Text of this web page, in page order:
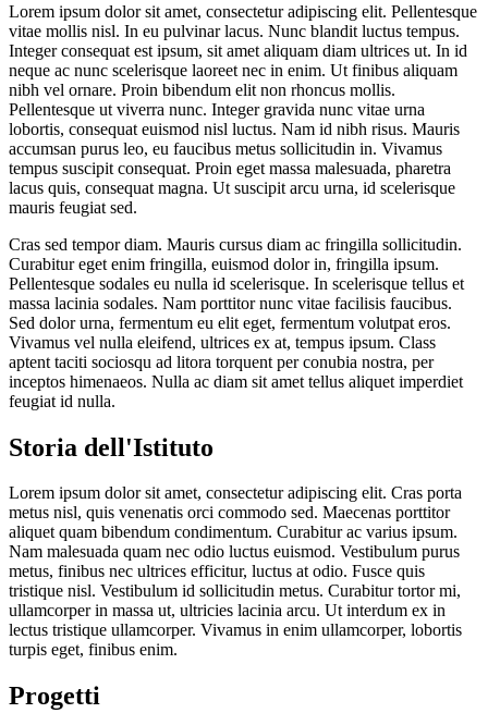
Lorem ipsum dolor sit amet, consectetur adipiscing elit. Pellentesque
vitae mollis nisl. In eu pulvinar lacus. Nunc blandit luctus tempus.
Integer consequat est ipsum, sit amet aliquam diam ultrices ut. In id
neque ac nunc scelerisque laoreet nec in enim. Ut finibus aliquam
nibh vel ornare. Proin bibendum elit non rhoncus mollis.
Pellentesque ut viverra nunc. Integer gravida nunc vitae urna
lobortis, consequat euismod nisl luctus. Nam id nibh risus. Mauris
accumsan purus leo, eu faucibus metus sollicitudin in. Vivamus
tempus suscipit consequat. Proin eget massa malesuada, pharetra
lacus quis, consequat magna. Ut suscipit arcu urna, id scelerisque
mauris feugiat sed.
Cras sed tempor diam. Mauris cursus diam ac fringilla sollicitudin.
Curabitur eget enim fringilla, euismod dolor in, fringilla ipsum.
Pellentesque sodales eu nulla id scelerisque. In scelerisque tellus et
massa lacinia sodales. Nam porttitor nunc vitae facilisis faucibus.
Sed dolor urna, fermentum eu elit eget, fermentum volutpat eros.
Vivamus vel nulla eleifend, ultrices ex at, tempus ipsum. Class
aptent taciti sociosqu ad litora torquent per conubia nostra, per
inceptos himenaeos. Nulla ac diam sit amet tellus aliquet imperdiet
feugiat id nulla.
Storia dell'Istituto
Lorem ipsum dolor sit amet, consectetur adipiscing elit. Cras porta
metus nisl, quis venenatis orci commodo sed. Maecenas porttitor
aliquet quam bibendum condimentum. Curabitur ac varius ipsum.
Nam malesuada quam nec odio luctus euismod. Vestibulum purus
metus, finibus nec ultrices efficitur, luctus at odio. Fusce quis
tristique nisl. Vestibulum id sollicitudin metus. Curabitur tortor mi,
ullamcorper in massa ut, ultricies lacinia arcu. Ut interdum ex in
lectus tristique ullamcorper. Vivamus in enim ullamcorper, lobortis
turpis eget, finibus enim.
Progetti